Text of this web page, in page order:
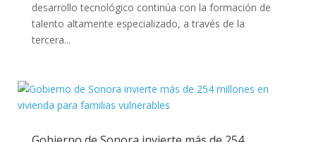
desarrollo tecnológico continúa con la formación de
talento altamente especializado, a través de la
tercera...